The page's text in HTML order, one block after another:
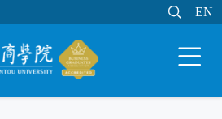
 EN
 EN
